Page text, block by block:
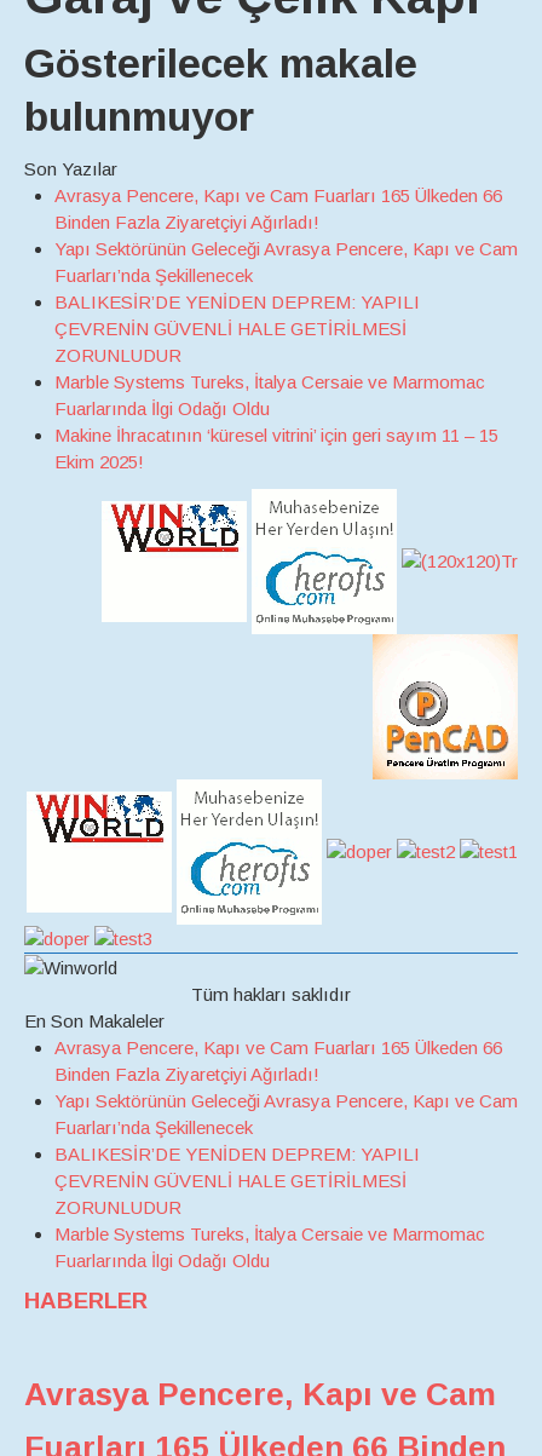
Gösterilecek makale
bulunmuyor
Son Yazılar
Avrasya Pencere, Kapı ve Cam Fuarları 165 Ülkeden 66
Binden Fazla Ziyaretçiyi Ağırladı!
Yapı Sektörünün Geleceği Avrasya Pencere, Kapı ve Cam
Fuarları’nda Şekillenecek
BALIKESİR’DE YENİDEN DEPREM: YAPILI
ÇEVRENİN GÜVENLİ HALE GETİRİLMESİ
ZORUNLUDUR
Marble Systems Tureks, İtalya Cersaie ve Marmomac
Fuarlarında İlgi Odağı Oldu
Makine İhracatının ‘küresel vitrini’ için geri sayım 11 – 15
Ekim 2025!
Tüm hakları saklıdır
En Son Makaleler
Avrasya Pencere, Kapı ve Cam Fuarları 165 Ülkeden 66
Binden Fazla Ziyaretçiyi Ağırladı!
Yapı Sektörünün Geleceği Avrasya Pencere, Kapı ve Cam
Fuarları’nda Şekillenecek
BALIKESİR’DE YENİDEN DEPREM: YAPILI
ÇEVRENİN GÜVENLİ HALE GETİRİLMESİ
ZORUNLUDUR
Marble Systems Tureks, İtalya Cersaie ve Marmomac
Fuarlarında İlgi Odağı Oldu
HABERLER
Avrasya Pencere, Kapı ve Cam
Fuarları 165 Ülkeden 66 Binden